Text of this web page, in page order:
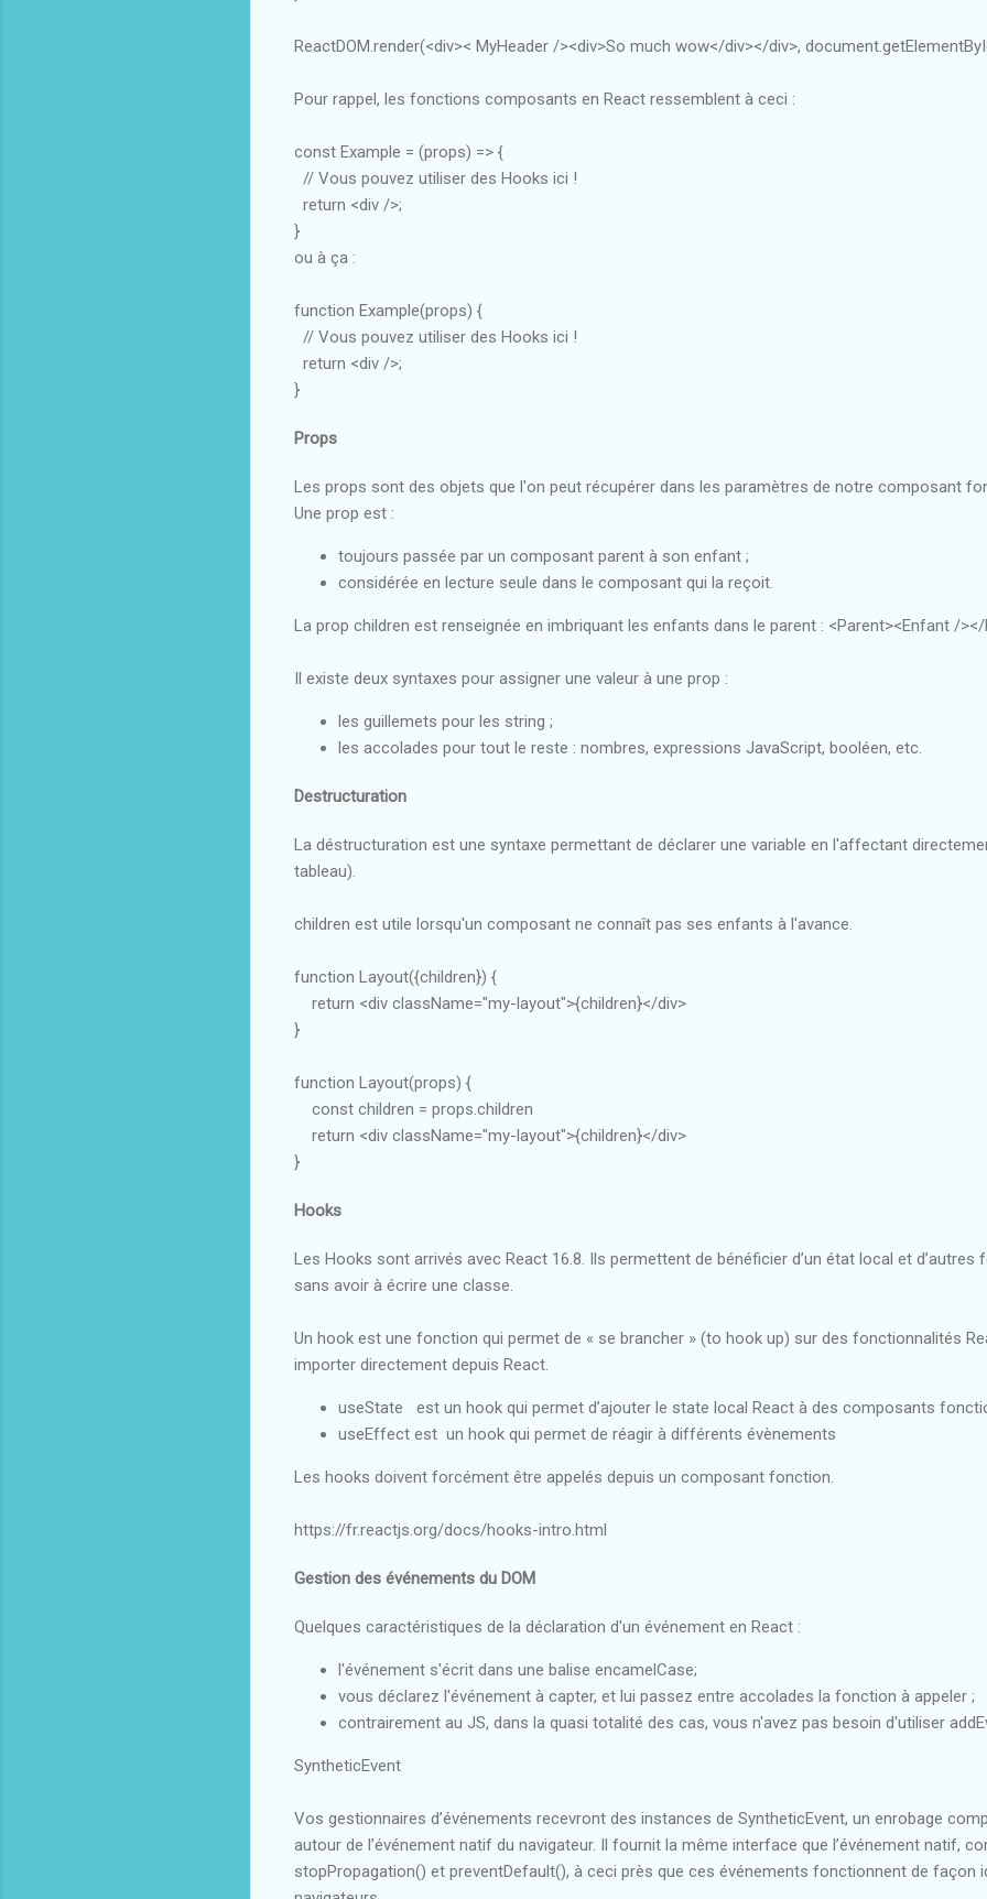
ReactDOM.render(<div>< MyHeader /><div>So much wow</div></div>,
Pour rappel, les fonctions composants en React ressemblent à ceci :
const Example = (props) => {
// Vous pouvez utiliser des Hooks ici !
return <div />;
}
ou à ça :
function Example(props) {
// Vous pouvez utiliser des Hooks ici !
return <div />;
}
Props
Les props sont des objets que l'on peut récupérer dans les paramètres de notre composant
Une prop est :
toujours passée par un composant parent à son enfant ;
considérée en lecture seule dans le composant qui la reçoit.
La prop children est renseignée en imbriquant les enfants dans le parent : <Parent><Enfant /></
Il existe deux syntaxes pour assigner une valeur à une prop :
les guillemets pour les string ;
les accolades pour tout le reste : nombres, expressions JavaScript, booléen, etc.
Destructuration
La déstructuration est une syntaxe permettant de déclarer une variable en l'affectant
tableau).
children est utile lorsqu'un composant ne connaît pas ses enfants à l'avance.
function Layout({children}) {
return <div className="my-layout">{children}</div>
}
function Layout(props) {
const children = props.children
return <div className="my-layout">{children}</div>
}
Hooks
Les Hooks sont arrivés avec React 16.8. Ils permettent de bénéficier d’un état local et d’autres
sans avoir à écrire une classe.
Un hook est une fonction qui permet de « se brancher » (to hook up) sur des fonctionnalités
importer directement depuis React.
useState est un hook qui permet d’ajouter le state local React à des composants
useEffect est un hook qui permet de réagir à différents évènements
Les hooks doivent forcément être appelés depuis un composant fonction.
https://fr.reactjs.org/docs/hooks-intro.html
Gestion des événements du DOM
Quelques caractéristiques de la déclaration d'un événement en React :
l'événement s'écrit dans une balise encamelCase;
vous déclarez l'événement à capter, et lui passez entre accolades la fonction à appeler ;
contrairement au JS, dans la quasi totalité des cas, vous n'avez pas besoin d'utiliser
SyntheticEvent
Vos gestionnaires d’événements recevront des instances de SyntheticEvent, un enrobage
autour de l’événement natif du navigateur. Il fournit la même interface que l’événement natif,
stopPropagation() et preventDefault(), à ceci près que ces événements fonctionnent de façon